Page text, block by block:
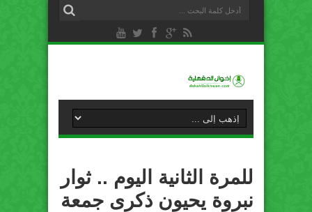
للمرة الثانية اليوم .. ثوار
نبروة يحيون ذكرى جمعة